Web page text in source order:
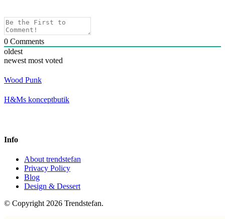
0 Comments
oldest
newest most voted
Wood Punk
H&Ms konceptbutik
Info
About trendstefan
Privacy Policy
Blog
Design & Dessert
© Copyright 2026 Trendstefan.